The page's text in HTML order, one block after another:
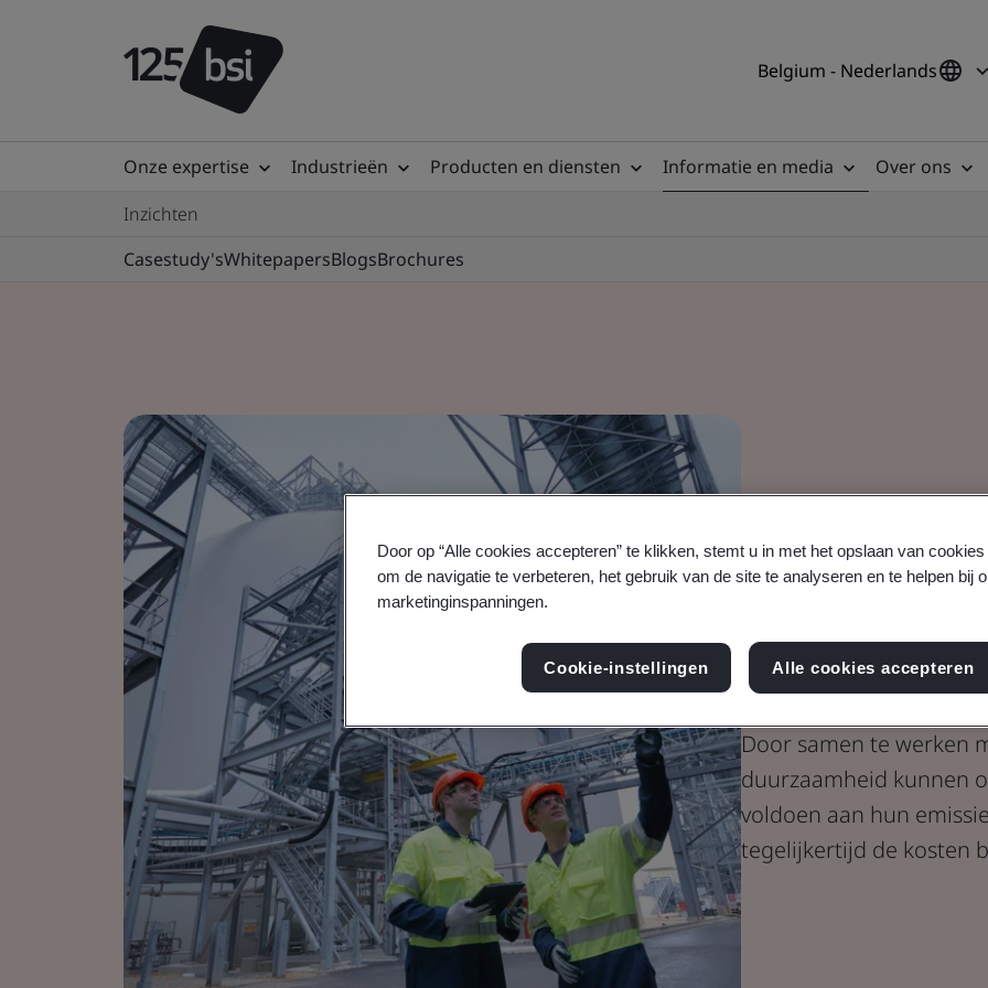
Belgium - Nederlands
Onze expertise Industrieën Producten en diensten Informatie en media
Over ons
Inzichten
Casestudy'sWhitepapersBlogsBrochures
Duurzaamheid
Concepten
van
Door samen te werken
duurzaamheid kunnen
voldoen aan hun
tegelijkertijd de kosten
Door op “Alle cookies accepteren” te klikken, stemt u in met het opslaan van
om de navigatie te verbeteren, het gebruik van de site te analyseren en te helpen bij
marketinginspanningen.
Cookie-instellingen Alle cookies accepteren